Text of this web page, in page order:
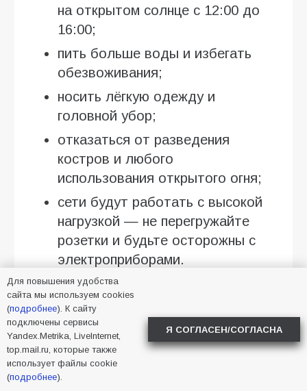
на открытом солнце с 12:00 до
16:00;
пить больше воды и избегать
обезвоживания;
носить лёгкую одежду и
головной убор;
отказаться от разведения
костров и любого
использования открытого огня;
сети будут работать с высокой
нагрузкой — не перегружайте
розетки и будьте осторожны с
электроприборами.
Особое внимание стоит уделить
детям, пожилым людям и тем, кто
страдает сердечно-сосудистыми
заболеваниями.
Для повышения удобства
сайта мы используем cookies
(подробнее). К сайту
подключены сервисы
Yandex.Metrika, LiveInternet,
top.mail.ru, которые также
использует файлы cookie
(подробнее).
Я СОГЛАСЕН/СОГЛАСНА